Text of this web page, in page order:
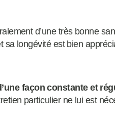
d’une très bonne
sa longévité est bien
façon constante et
particulier ne lui est